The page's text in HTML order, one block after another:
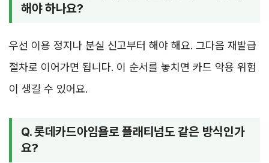
해야 하나요?
우선 이용 정지나 분실 신고부터 해야 해요. 그다음 재발급
절차로 이어가면 됩니다. 이 순서를 놓치면 카드 악용 위험
이 생길 수 있어요.
Q. 롯데카드아임욜로 플래티넘도 같은 방식인가
요?